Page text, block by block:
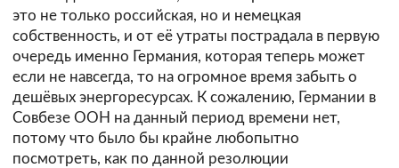
это не только российская, но и немецкая
собственность, и от её утраты пострадала в первую
очередь именно Германия, которая теперь может
если не навсегда, то на огромное время забыть о
дешёвых энергоресурсах. К сожалению, Германии в
Совбезе ООН на данный период времени нет,
потому что было бы крайне любопытно
посмотреть, как по данной резолюции